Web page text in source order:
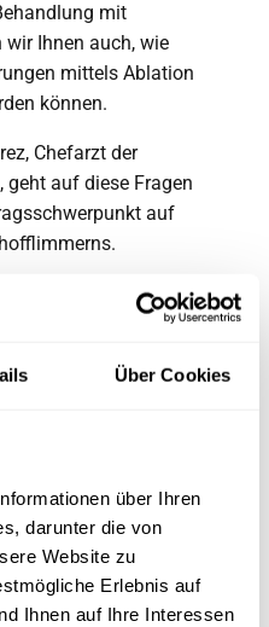
Über Cookies
über Ihren
darunter die von
Website zu
Erlebnis auf
Ihnen auf Ihre Interessen
mit
Ihnen auch, wie
mittels Ablation
können.
Chefarzt der
, geht auf diese Fragen
auf
vorherige
Sie